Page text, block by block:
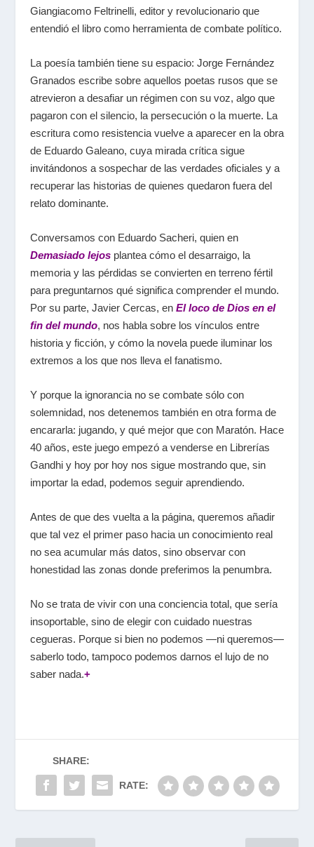
Giangiacomo Feltrinelli, editor y revolucionario que
entendió el libro como herramienta de combate político.
La poesía también tiene su espacio: Jorge Fernández
Granados escribe sobre aquellos poetas rusos que se
atrevieron a desafiar un régimen con su voz, algo que
pagaron con el silencio, la persecución o la muerte. La
escritura como resistencia vuelve a aparecer en la obra
de Eduardo Galeano, cuya mirada crítica sigue
invitándonos a sospechar de las verdades oficiales y a
recuperar las historias de quienes quedaron fuera del
relato dominante.
Conversamos con Eduardo Sacheri, quien en
Demasiado lejosplantea cómo el desarraigo, la
memoria y las pérdidas se convierten en terreno fértil
para preguntarnos qué significa comprender el mundo.
Por su parte, Javier Cercas, en El loco de Dios en el
fin del mundo, nos habla sobre los vínculos entre
historia y ficción, y cómo la novela puede iluminar los
extremos a los que nos lleva el fanatismo.
Y porque la ignorancia no se combate sólo con
solemnidad, nos detenemos también en otra forma de
encararla: jugando, y qué mejor que con Maratón. Hace
40 años, este juego empezó a venderse en Librerías
Gandhi y hoy por hoy nos sigue mostrando que, sin
importar la edad, podemos seguir aprendiendo.
Antes de que des vuelta a la página, queremos añadir
que tal vez el primer paso hacia un conocimiento real
no sea acumular más datos, sino observar con
honestidad las zonas donde preferimos la penumbra.
No se trata de vivir con una conciencia total, que sería
insoportable, sino de elegir con cuidado nuestras
cegueras. Porque si bien no podemos —ni queremos—
saberlo todo, tampoco podemos darnos el lujo de no
saber nada.+
SHARE:
RATE: